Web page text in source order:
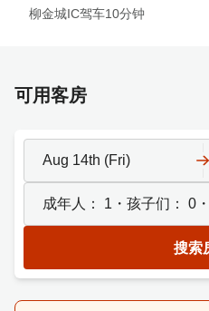
柳金城IC驾车10分钟
可用客房
Aug 14th (Fri)
成年人： 1 ・孩子们： 0
搜索